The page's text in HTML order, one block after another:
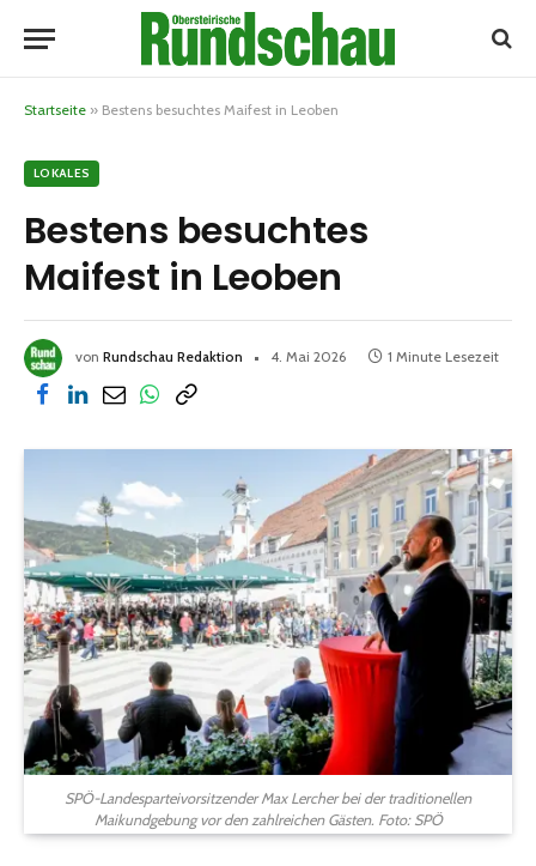
Startseite » Bestens besuchtes Maifest in Leoben
LOKALES
Bestens besuchtes
Maifest in Leoben
von Rundschau Redaktion 4. Mai 2026 1 Minute Lesezeit
SPÖ-Landesparteivorsitzender Max Lercher bei der traditionellen
Maikundgebung vor den zahlreichen Gästen. Foto: SPÖ